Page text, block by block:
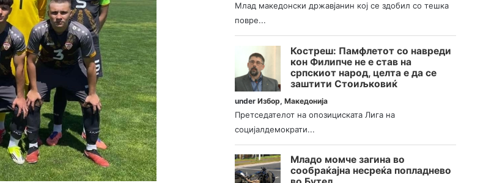
Млад македонски државјанин кој се здобил со тешка
повре...
Костреш: Памфлетот со навреди
кон Филипче не е став на
српскиот народ, целта е да се
заштити Стоиљковиќ
underИзбор,Македонија
Претседателот на опозициската Лига на
социјалдемократи...
Младо момче загина во
сообраќајна несреќа попладнево